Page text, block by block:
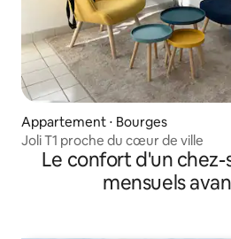
Appartement ⋅ Bourges
Joli T1 proche du cœur de ville
Le confort d'un
mensuels